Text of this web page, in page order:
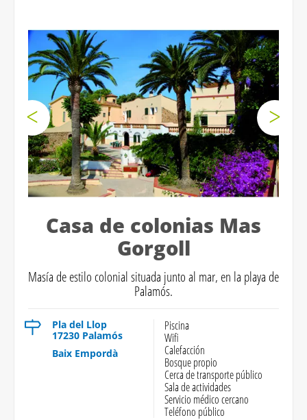
Casa de colonias Mas
Gorgoll
Masía de estilo colonial situada junto al mar, en la playa de
Palamós.
Pla del Llop
17230 Palamós
Baix Empordà
Piscina
Wifi
Calefacción
Bosque propio
Cerca de transporte público
Sala de actividades
Servicio médico cercano
Teléfono público